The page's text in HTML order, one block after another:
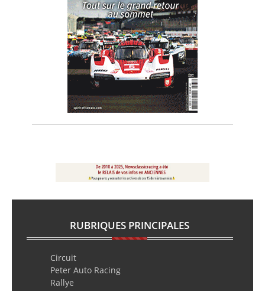
RUBRIQUES PRINCIPALES
Circuit
Peter Auto Racing
Rallye